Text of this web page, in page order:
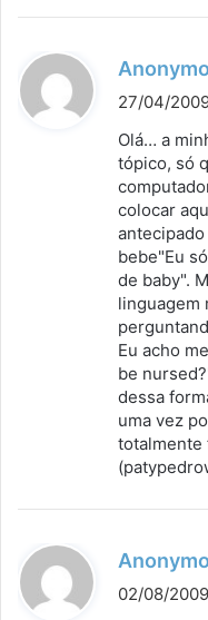
27/04/
Olá… a
tópico, só
colocar
bebe"Eu
de baby".
linguagem
Eu acho
be
dessa
uma vez
totalmente
02/08/